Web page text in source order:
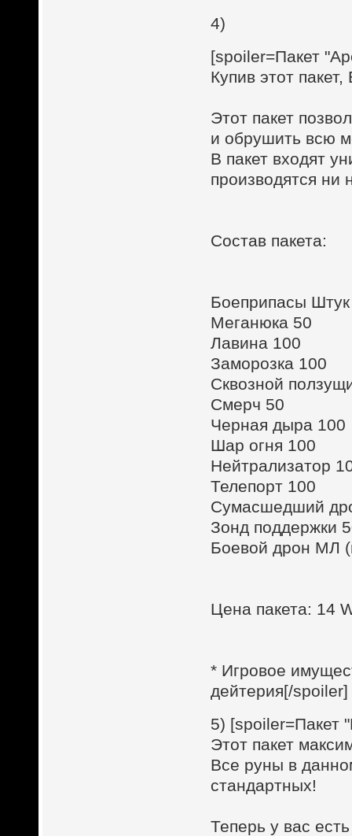
4)
[spoiler=Пакет
Купив этот
Этот пакет
и обрушить всю
В пакет входят
производятся ни
Состав пакета:
Боеприпасы Штук
Меганюка 50
Лавина 100
Заморозка 100
Сквозной
Смерч 50
Черная дыра 100
Шар огня 100
Нейтрализатор
Телепорт 100
Сумасшедший
Зонд поддержки
Боевой дрон МЛ
Цена пакета: 14
* Игровое
дейтерия[/spoiler]
5) [spoiler=Пакет
Этот пакет
Все руны в
стандартных!
Теперь у вас